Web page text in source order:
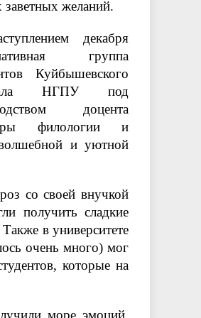
заветных желаний.
декабря
группа
Куйбышевского
НГПУ под
доцента
филологии и
и уютной
со своей внучкой
получить сладкие
в университете
очень много) мог
которые на
море эмоций,